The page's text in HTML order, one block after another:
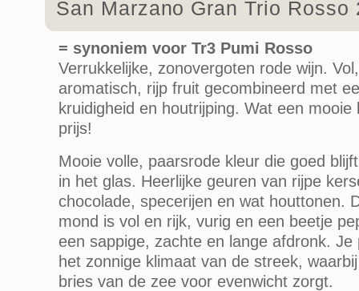
San Marzano Gran Trio Rosso
= synoniem voor Tr3 Pumi Rosso
Verrukkelijke, zonovergoten rode wijn.
aromatisch, rijp fruit gecombineerd met
kruidigheid en houtrijping. Wat een mooie
prijs!
Mooie volle, paarsrode kleur die goed
in het glas. Heerlijke geuren van rijpe
chocolade, specerijen en wat houttonen.
mond is vol en rijk, vurig en een beetje
een sappige, zachte en lange afdronk.
het zonnige klimaat van de streek,
bries van de zee voor evenwicht zorgt.